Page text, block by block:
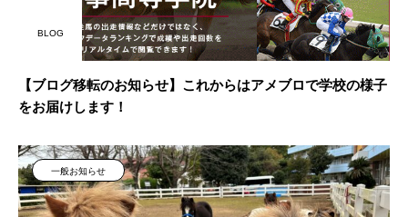
BLOG
【ブログ移転のお知らせ】これからはアメブロで学校の様子
をお届けします！
一般お知らせ